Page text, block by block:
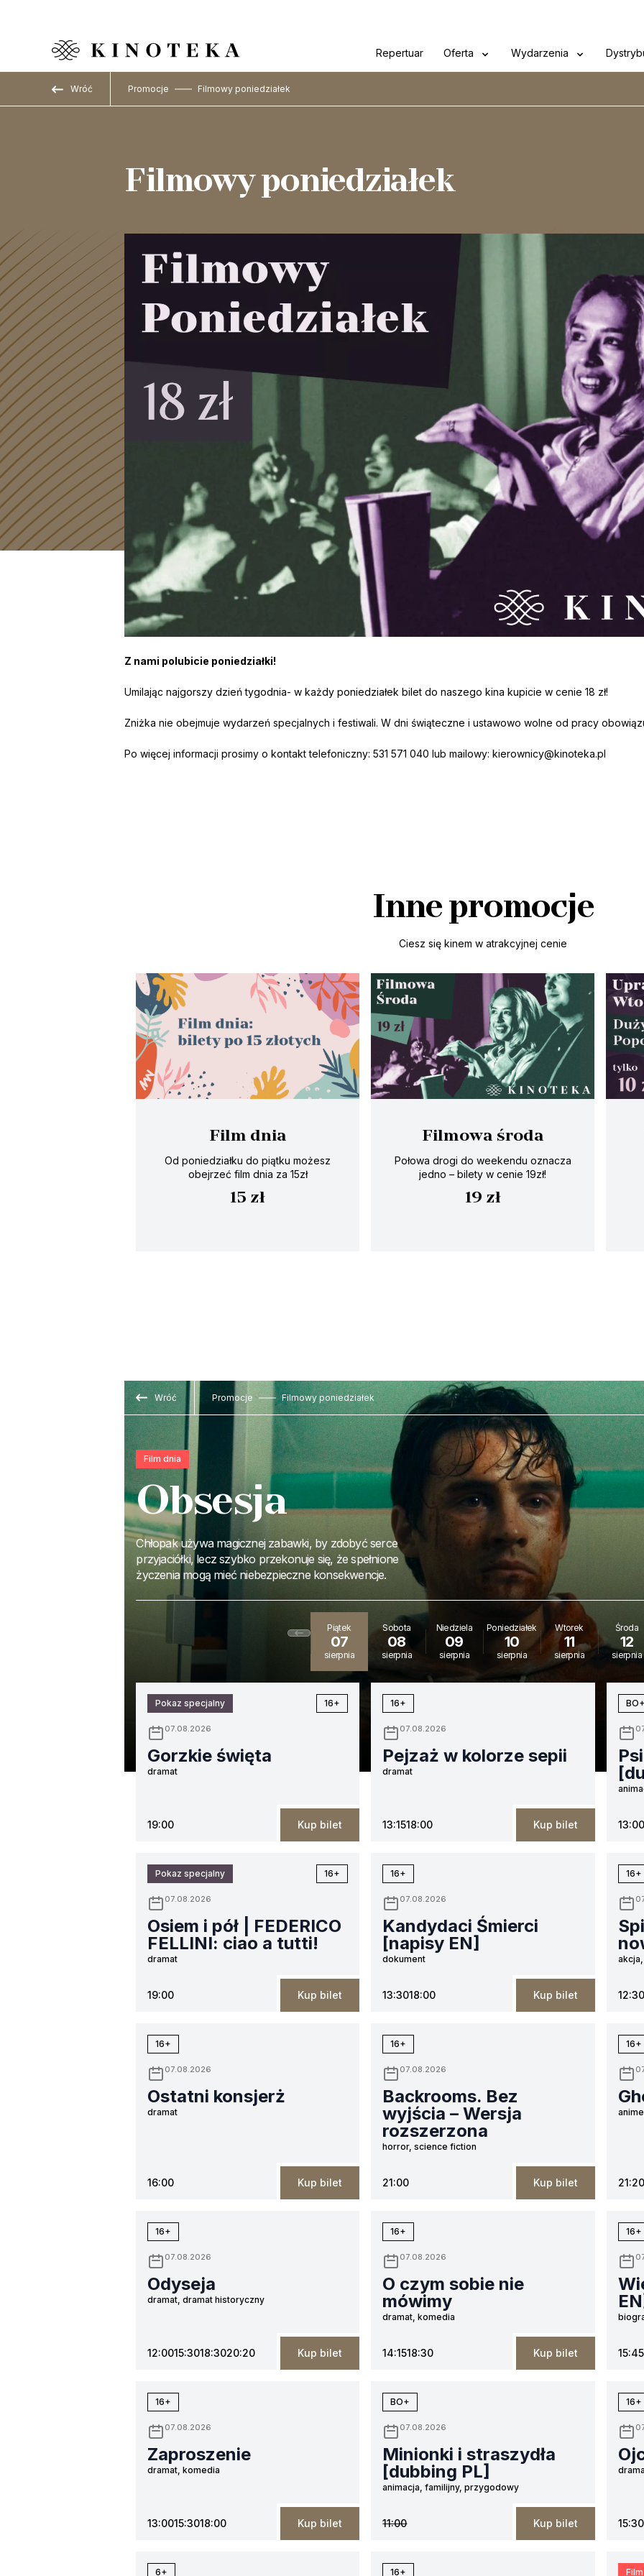
Repertuar Oferta Wydarzenia
Wróć Promocje Filmowy poniedziałek
Filmowy poniedziałek
Z nami polubicie poniedziałki!
Umilając najgorszy dzień tygodnia- w każdy poniedziałek bilet do naszego kina kupicie w cenie 18 zł!
Zniżka nie obejmuje wydarzeń specjalnych i festiwali. W dni świąteczne i ustawowo wolne od pracy
Po więcej informacji prosimy o kontakt telefoniczny: 531 571 040 lub mailowy:kierownicy@kinoteka.pl
Inne promocje
Ciesz się kinem w atrakcyjnej cenie
Film dnia
Od poniedziałku do piątku możesz
obejrzeć film dnia za 15zł
15 zł
Filmowa środa
Połowa drogi do weekendu oznacza
jedno – bilety w cenie 19zł!
19 zł
Wróć Promocje Filmowy poniedziałek
Film dnia
Obsesja
Chłopak używa magicznej zabawki, by zdobyć serce
przyjaciółki, lecz szybko przekonuje się, że spełnione
życzenia mogą mieć niebezpieczne konsekwencje.
Piątek
07
sierpnia
Sobota
08
sierpnia
Niedziela
09
sierpnia
Poniedziałek
10
sierpnia
Wtorek
11
sierpnia
Środa
12
sierpnia
Pokaz specjalny 16+
07.08.2026
Gorzkie święta
dramat
19:00 Kup bilet
16+
07.08.2026
Pejzaż w kolorze sepii
dramat
13:1518:00 Kup bilet
BO+
13:00
Pokaz specjalny 16+
07.08.2026
Osiem i pół | FEDERICO
FELLINI: ciao a tutti!
dramat
19:00 Kup bilet
16+
07.08.2026
Kandydaci Śmierci
[napisy EN]
dokument
13:3018:00 Kup bilet
16+
12:30
16+
07.08.2026
Ostatni konsjerż
dramat
16:00 Kup bilet
16+
07.08.2026
Backrooms. Bez
wyjścia – Wersja
rozszerzona
horror, science fiction
21:00 Kup bilet
16+
21:20
16+
07.08.2026
Odyseja
dramat, dramat historyczny
12:0015:3018:3020:20 Kup bilet
16+
07.08.2026
O czym sobie nie
mówimy
dramat, komedia
14:1518:30 Kup bilet
16+
15:45
16+
07.08.2026
Zaproszenie
dramat, komedia
13:0015:3018:00 Kup bilet
BO+
07.08.2026
Minionki i straszydła
[dubbing PL]
animacja, familijny, przygodowy
11:00 Kup bilet
16+
15:30
6+ 16+